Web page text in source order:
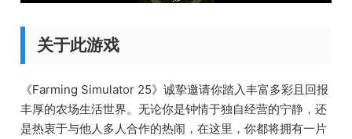
关于此游戏
《Farming Simulator 25》诚挚邀请你踏入丰富多彩且回报
丰厚的农场生活世界。无论你是钟情于独自经营的宁静，还
是热衷于与他人多人合作的热闹，在这里，你都将拥有一片